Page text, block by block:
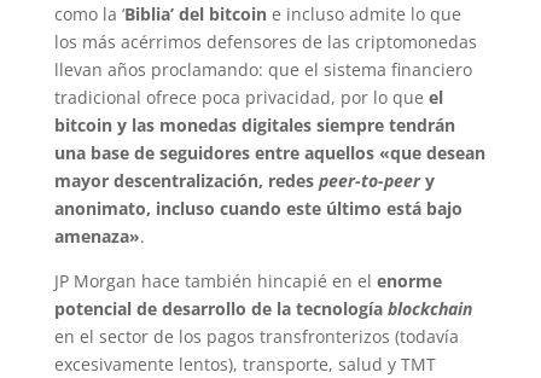
como la ‘Biblia’ del bitcoine incluso admite lo que
los más acérrimos defensores de las criptomonedas
llevan años proclamando: que el sistema financiero
tradicional ofrece poca privacidad, por lo que el
bitcoin y las monedas digitales siempre tendrán
una base de seguidores entre aquellos «que desean
mayor descentralización, redes peer-to-peery
anonimato, incluso cuando este último está bajo
amenaza».
JP Morgan hace también hincapié en el enorme
potencial de desarrollo de la tecnología blockchain
en el sector de los pagos transfronterizos (todavía
excesivamente lentos), transporte, salud y TMT